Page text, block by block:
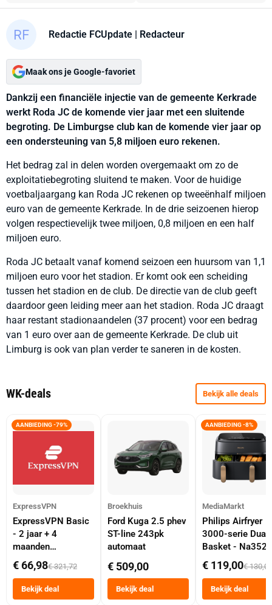
Redactie FCUpdate | Redacteur
Maak ons je Google-favoriet
Dankzij een financiële injectie van de gemeente Kerkrade
werkt Roda JC de komende vier jaar met een sluitende
begroting. De Limburgse club kan de komende vier jaar op
een ondersteuning van 5,8 miljoen euro rekenen.
Het bedrag zal in delen worden overgemaakt om zo de
exploitatiebegroting sluitend te maken. Voor de huidige
voetbaljaargang kan Roda JC rekenen op tweeënhalf miljoen
euro van de gemeente Kerkrade. In de drie seizoenen hierop
volgen respectievelijk twee miljoen, 0,8 miljoen en een half
miljoen euro.
Roda JC betaalt vanaf komend seizoen een huursom van 1,1
miljoen euro voor het stadion. Er komt ook een scheiding
tussen het stadion en de club. De directie van de club geeft
daardoor geen leiding meer aan het stadion. Roda JC draagt
haar restant stadionaandelen (37 procent) voor een bedrag
van 1 euro over aan de gemeente Kerkrade. De club uit
Limburg is ook van plan verder te saneren in de kosten.
WK-deals Bekijk alle deals
AANBIEDING -79%
ExpressVPN
ExpressVPN Basic
- 2 jaar + 4
maanden
abonnement
€ 66,98€ 321,72
Bekijk deal
Broekhuis
Ford Kuga 2.5 phev
ST-line 243pk
automaat
€ 509,00
Bekijk deal
AANBIEDING -8%
MediaMarkt
Philips Airfryer
3000-serie Dual
Basket -
Dubbele Mand 9
Tot 6 Personen
Heteluchtfriteuse
Zwart
€ 119,00€ 130,00
Bekijk deal